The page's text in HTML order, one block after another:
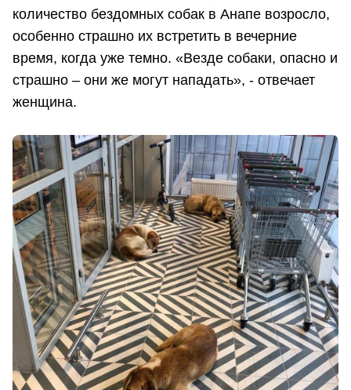
количество бездомных собак в Анапе возросло,
особенно страшно их встретить в вечерние
время, когда уже темно. «Везде собаки, опасно и
страшно – они же могут нападать», - отвечает
женщина.